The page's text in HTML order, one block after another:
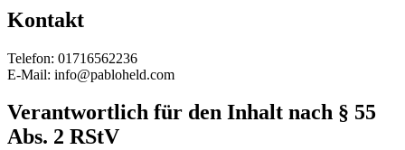
Kontakt
Telefon: 01716562236
E-Mail: info@pabloheld.com
Verantwortlich für den Inhalt nach § 55
Abs. 2 RStV